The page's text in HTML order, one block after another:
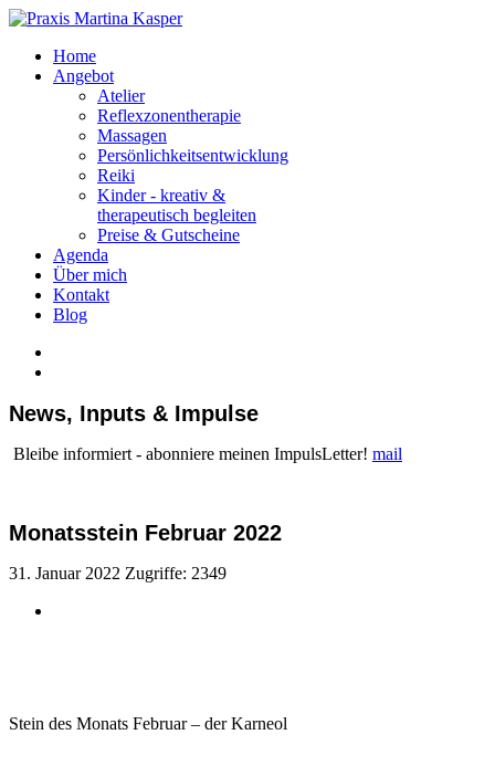
Home
Angebot
Atelier
Reflexzonentherapie
Massagen
Persönlichkeitsentwicklung
Reiki
Kinder - kreativ &
therapeutisch begleiten
Preise & Gutscheine
Agenda
Über mich
Kontakt
Blog
News, Inputs & Impulse
Bleibe informiert - abonniere meinen ImpulsLetter! mail
Monatsstein Februar 2022
31. Januar 2022 Zugriffe: 2349
Stein des Monats Februar – der Karneol